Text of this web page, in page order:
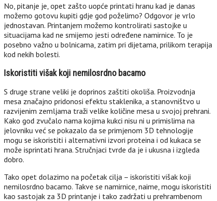
No, pitanje je, opet zašto uopće printati hranu kad je danas
možemo gotovu kupiti gdje god poželimo? Odgovor je vrlo
jednostavan. Printanjem možemo kontrolirati sastojke u
situacijama kad ne smijemo jesti određene namirnice. To je
posebno važno u bolnicama, zatim pri dijetama, prilikom terapija
kod nekih bolesti.
Iskoristiti višak koji nemilosrdno bacamo
S druge strane veliki je doprinos zaštiti okoliša. Proizvodnja
mesa značajno pridonosi efektu staklenika, a stanovništvo u
razvijenim zemljama traži velike količine mesa u svojoj prehrani.
Kako god zvučalo nama kojima kukci nisu ni u primislima na
jelovniku već se pokazalo da se primjenom 3D tehnologije
mogu se iskoristiti i alternativni izvori proteina i od kukaca se
može isprintati hrana. Stručnjaci tvrde da je i ukusna i izgleda
dobro.
Tako opet dolazimo na početak cilja – iskoristiti višak koji
nemilosrdno bacamo. Takve se namirnice, naime, mogu iskoristiti
kao sastojak za 3D printanje i tako zadržati u prehrambenom